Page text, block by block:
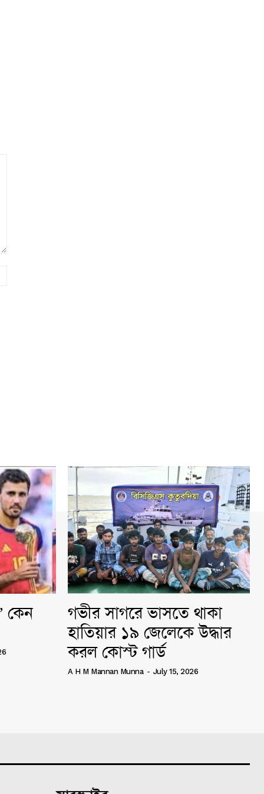
কেন
গভীর সাগরে ভাসতে থাকা
হাতিয়ার ১৯ জেলেকে উদ্ধার
করল কোস্ট গার্ড
A H M Mannan Munna - July 15, 2026